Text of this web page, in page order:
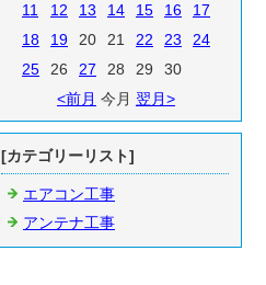
11
12 13 14 15 16
17
18
19 20 21 22 23
24
25
26 27 28 29
30
<前月 今月 翌月>
[カテゴリーリスト]
エアコン工事
アンテナ工事